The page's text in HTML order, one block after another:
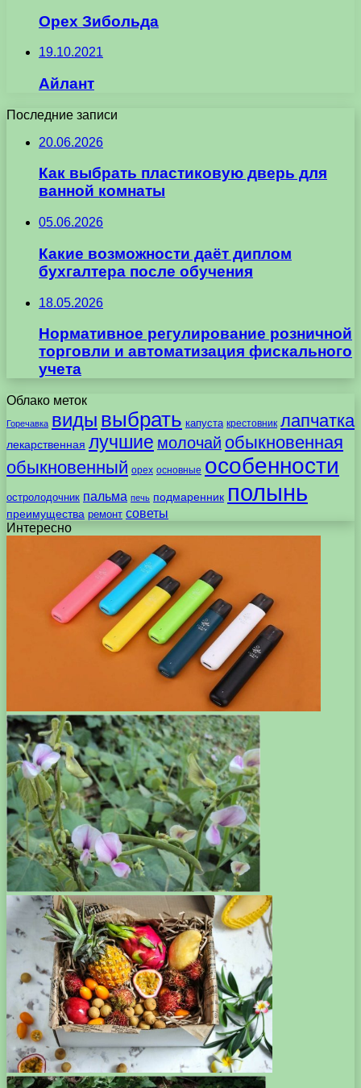
Орех Зибольда
19.10.2021
Айлант
Последние записи
20.06.2026
Как выбрать пластиковую дверь для
ванной комнаты
05.06.2026
Какие возможности даёт диплом
бухгалтера после обучения
18.05.2026
Нормативное регулирование розничной
торговли и автоматизация фискального
учета
Облако меток
Горечавка виды выбрать капуста крестовник лапчатка
лекарственная лучшие молочай обыкновенная
обыкновенный орех основные особенности
остролодочник пальма печь подмаренник полынь
преимущества ремонт советы
Интересно